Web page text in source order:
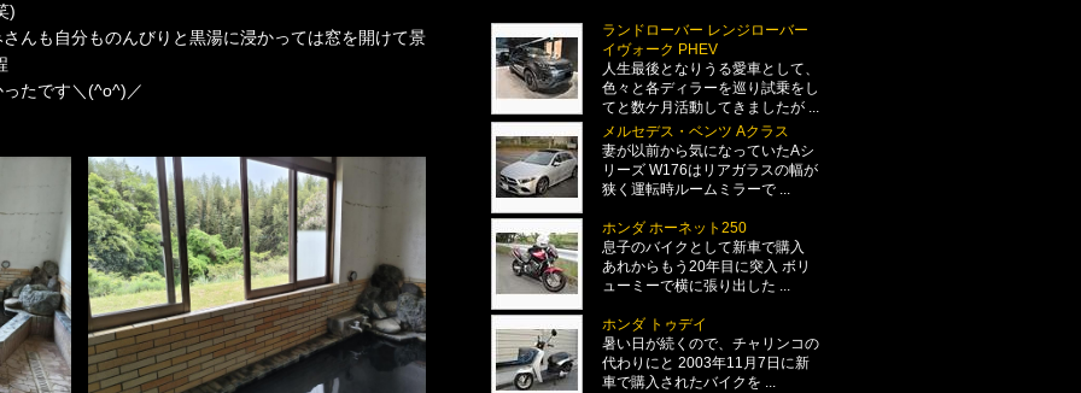
)
んも自分ものんびりと黒湯に浸かっては窓を開けて景
たです＼(^o^)／
ランドローバー レンジローバー
イヴォーク PHEV
人生最後となりうる愛車として、
色々と各ディラーを巡り試乗をし
てと数ケ月活動してきましたが ...
メルセデス・ベンツ Aクラス
妻が以前から気になっていたAシ
リーズ W176はリアガラスの幅が
狭く運転時ルームミラーで ...
ホンダ ホーネット250
息子のバイクとして新車で購入
あれからもう20年目に突入 ボリ
ューミーで横に張り出した ...
ホンダ トゥデイ
暑い日が続くので、チャリンコの
代わりにと 2003年11月7日に新
車で購入されたバイクを ...